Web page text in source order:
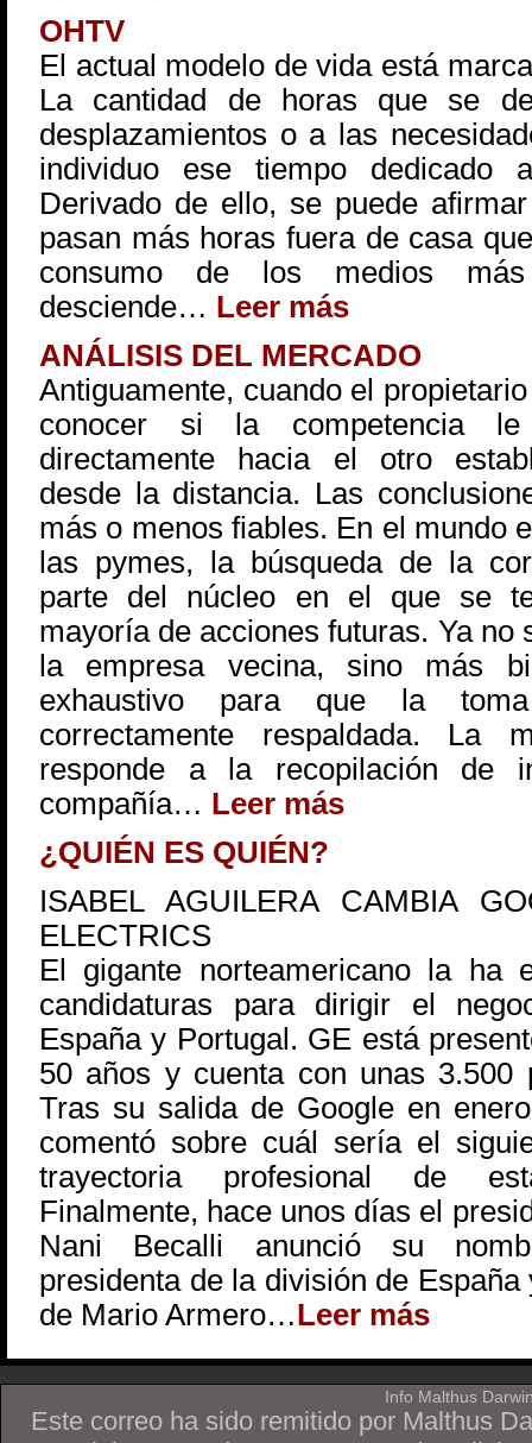
OHTV
El actual modelo de vida está
La cantidad de horas que se
desplazamientos o a las
individuo ese tiempo
Derivado de ello, se puede
pasan más horas fuera de casa
consumo de los medios
desciende… Leer más
ANÁLISIS DEL MERCADO
Antiguamente, cuando el
conocer si la competencia
directamente hacia el otro
desde la distancia. Las
más o menos fiables. En el mundo
las pymes, la búsqueda de la
parte del núcleo en el que se
mayoría de acciones futuras. Ya no
la empresa vecina, sino más
exhaustivo para que la
correctamente respaldada. La
responde a la recopilación de
compañía… Leer más
¿QUIÉN ES QUIÉN?
ISABEL AGUILERA CAMBIA
ELECTRICS
El gigante norteamericano la ha
candidaturas para dirigir el
España y Portugal. GE está
50 años y cuenta con unas 3.500
Tras su salida de Google en
comentó sobre cuál sería el
trayectoria profesional de
Finalmente, hace unos días el
Nani Becalli anunció su
presidenta de la división de
de Mario Armero…Leer más
Info Malthus
Este correo ha sido remitido por Malthus